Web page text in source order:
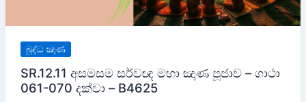
බුද්ධ ඤාණ
SR.12.11 අසමසම සර්වඥ මහා ඤාණ පූජාව – ගාථා
061-070 දක්වා – B4625